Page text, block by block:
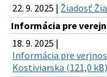
22. 9. 2025 | Žiadosť
Informácia pre
18. 9. 2025 |
Informácia pre
Kostiviarska (121,0 kB)